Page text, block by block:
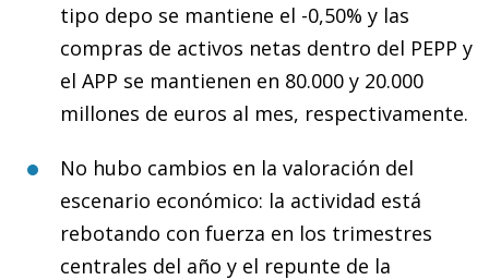
tipo depo se mantiene el -0,50% y las
compras de activos netas dentro del PEPP y
el APP se mantienen en 80.000 y 20.000
millones de euros al mes, respectivamente.
No hubo cambios en la valoración del
escenario económico: la actividad está
rebotando con fuerza en los trimestres
centrales del año y el repunte de la